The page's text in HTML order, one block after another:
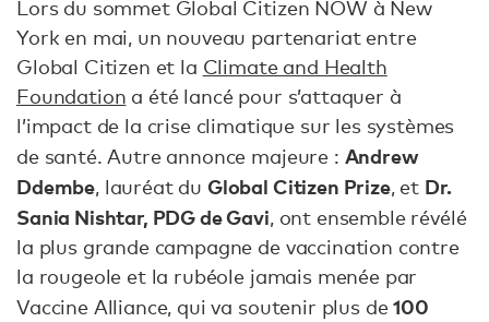
Lors du sommet Global Citizen NOW à New
York en mai, un nouveau partenariat entre
Global Citizen et la Climate and Health
Foundation a été lancé pour s’attaquer à
l’impact de la crise climatique sur les systèmes
de santé. Autre annonce majeure : Andrew
Ddembe, lauréat du Global Citizen Prize, et Dr.
Sania Nishtar, PDG de Gavi, ont ensemble révélé
la plus grande campagne de vaccination contre
la rougeole et la rubéole jamais menée par
Vaccine Alliance, qui va soutenir plus de100